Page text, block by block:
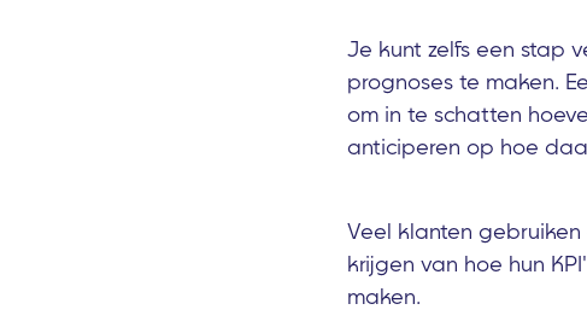
Je kunt zelfs een stap
prognoses te maken.
om in te schatten
anticiperen op hoe
Veel klanten
krijgen van hoe hun
maken.